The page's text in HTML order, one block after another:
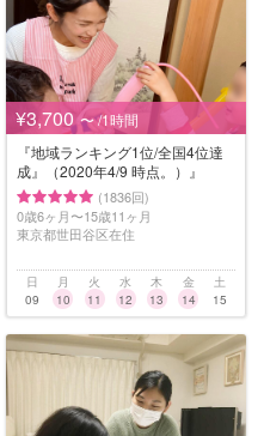
¥3,700 〜 /1時間
『地域ランキング1位/全国4位達
成』（2020年4/9 時点。）』
(1836回)
0歳6ヶ月〜15歳11ヶ月
東京都世田谷区在住
日
09
月
10
火
11
水
12
木
13
金
14
土
15